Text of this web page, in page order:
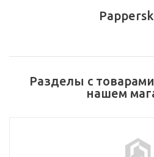
Разделы с
нашем